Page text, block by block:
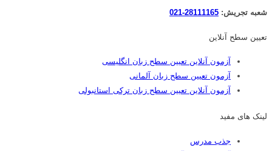
شعبه تجریش: 28111165-021
تعیین سطح آنلاین
آزمون آنلاین تعیین سطح زبان انگلیسی
آزمون تعیین سطح زبان آلمانی
آزمون آنلاین تعیین سطح زبان ترکی استانبولی
لینک های مفید
جذب مدرس